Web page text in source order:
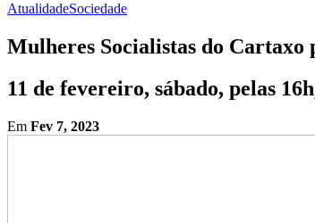
AtualidadeSociedade
Mulheres Socialistas do Cartaxo
11 de fevereiro, sábado, pelas
Em Fev 7, 2023